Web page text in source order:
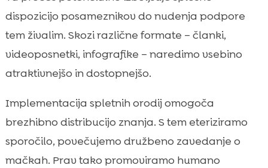
dispozicijo posameznikov do nudenja podpore
tem živalim. Skozi različne formate – članki,
videoposnetki, infografike – naredimo vsebino
atraktivnejšo in dostopnejšo.
Implementacija spletnih orodij omogoča
brezhibno distribucijo znanja. S tem eteriziramo
sporočilo, povečujemo družbeno zavedanje o
mačkah. Prav tako promoviramo humano